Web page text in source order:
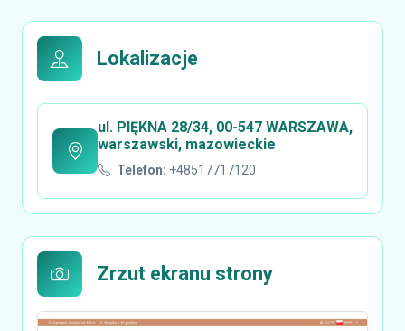
Lokalizacje
ul. PIĘKNA 28/34, 00-547 WARSZAWA,
warszawski, mazowieckie
Telefon: +48517717120
Zrzut ekranu strony